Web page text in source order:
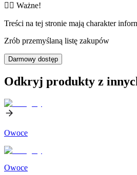
👨‍⚕️️ Ważne!
Treści na tej stronie mają charakter
Zrób przemyślaną listę zakupów
Darmowy dostęp
Odkryj produkty z
Owoce
Owoce